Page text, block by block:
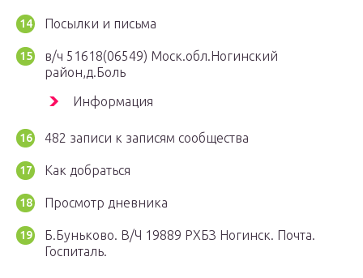
Посылки и письма
в/ч 51618(06549) Моск.обл.Ногинский
район,д.Боль
Информация
482 записи к записям сообщества
Как добраться
Просмотр дневника
Б.Буньково. В/Ч 19889 РХБЗ Ногинск. Почта.
Госпиталь.